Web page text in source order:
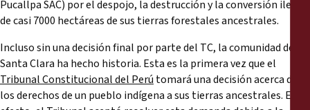
Documents d'information
Pucallpa SAC) por el despojo, la destrucción y la conversión ilegal
de casi 7000 hectáreas de sus tierras forestales ancestrales.
Incluso sin una decisión final por parte del TC, la comunidad de
Santa Clara ha hecho historia. Esta es la primera vez que el
Tribunal Constitucional del Perú tomará una decisión acerca de
los derechos de un pueblo indígena a sus tierras ancestrales. En